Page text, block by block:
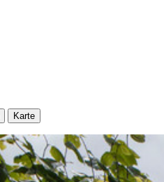
Karte